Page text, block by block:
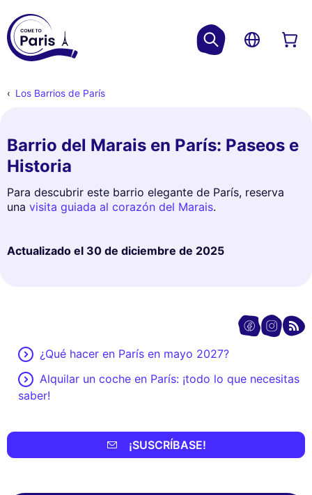
Los Barrios de París
Barrio del Marais en París: Paseos e
Historia
Para descubrir este barrio elegante de París, reserva
una visita guiada al corazón del Marais.
Actualizado el 30 de diciembre de 2025
¿Qué hacer en París en mayo 2027?
Alquilar un coche en París: ¡todo lo que necesitas
saber!
¡SUSCRÍBASE!